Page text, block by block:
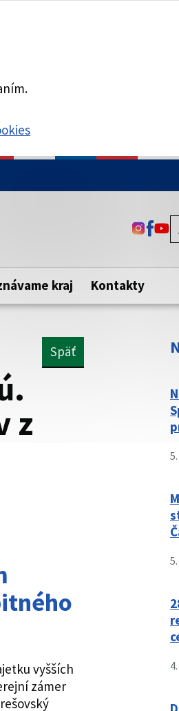
stránka je zabezpečená
webovú stránku.
pred názvom domény
ODKAZ
kraj Kontakty
z
Späť
vyšších
zámer